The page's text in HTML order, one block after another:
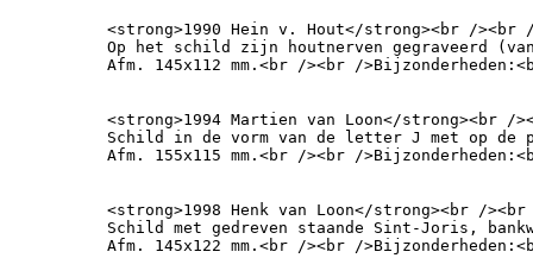
<strong>1990 Hein v. Hout</strong><br /
Op het schild zijn houtnerven gegraveerd
Afm. 145x112 mm.<br /><br /
<strong>1994 Martien van Loon</strong><br
Schild in de vorm van de letter J met op de
Afm. 155x115 mm.<br /><br /
<strong>1998 Henk van Loon</strong><br /
Schild met gedreven staande Sint-Joris,
Afm. 145x122 mm.<br /><br /